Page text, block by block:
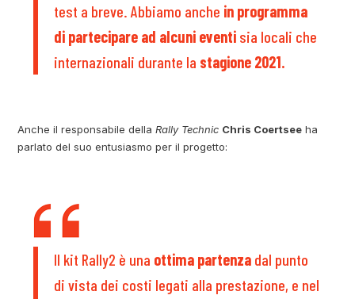
test a breve. Abbiamo anche in programma
di partecipare ad alcuni eventi sia locali che
internazionali durante la stagione 2021.
Anche il responsabile dellaRally Technic Chris Coertsee ha
parlato del suo entusiasmo per il progetto:
Il kit Rally2 è una ottima partenza dal punto
di vista dei costi legati alla prestazione, e nel